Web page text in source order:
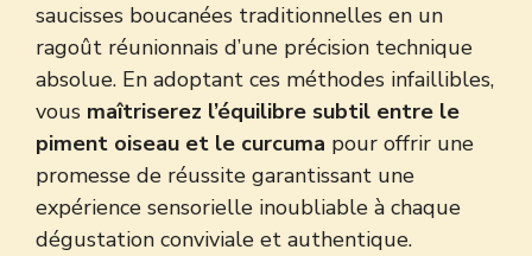
saucisses boucanées traditionnelles en un
ragoût réunionnais d’une précision technique
absolue. En adoptant ces méthodes infaillibles,
vous maîtriserez l’équilibre subtil entre le
piment oiseau et le curcuma pour offrir une
promesse de réussite garantissant une
expérience sensorielle inoubliable à chaque
dégustation conviviale et authentique.